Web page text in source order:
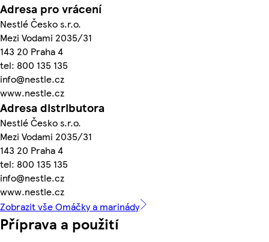
Adresa pro vrácení
Nestlé Česko s.r.o.
Mezi Vodami 2035/31
143 20 Praha 4
tel: 800 135 135
info@nestle.cz
www.nestle.cz
Adresa distributora
Nestlé Česko s.r.o.
Mezi Vodami 2035/31
143 20 Praha 4
tel: 800 135 135
info@nestle.cz
www.nestle.cz
Zobrazit vše Omáčky a marinády
Příprava a použití